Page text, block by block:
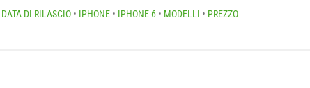
DATA DI RILASCIO • IPHONE • IPHONE 6 • MODELLI • PREZZO